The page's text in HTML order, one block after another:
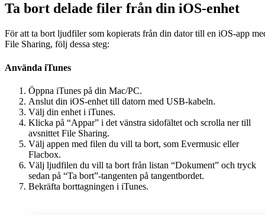
Ta bort delade filer från din iOS-enhet
För att ta bort ljudfiler som kopierats från din dator till en iOS-app
File Sharing, följ dessa steg:
Använda iTunes
Öppna iTunes på din Mac/PC.
Anslut din iOS-enhet till datorn med USB-kabeln.
Välj din enhet i iTunes.
Klicka på “Appar” i det vänstra sidofältet och scrolla ner till
avsnittet File Sharing.
Välj appen med filen du vill ta bort, som Evermusic eller
Flacbox.
Välj ljudfilen du vill ta bort från listan “Dokument” och tryck
sedan på “Ta bort”-tangenten på tangentbordet.
Bekräfta borttagningen i iTunes.